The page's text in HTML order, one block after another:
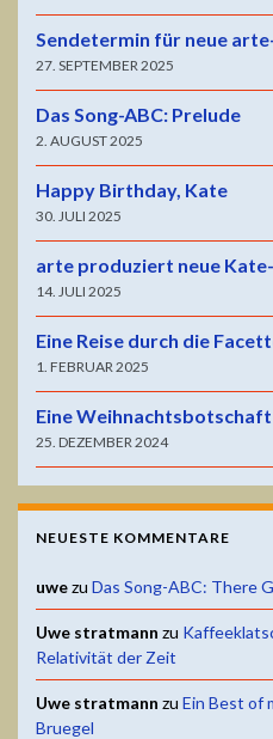
Sendetermin für neue
27. SEPTEMBER 2025
Das Song-ABC: Prelude
2. AUGUST 2025
Happy Birthday, Kate
30. JULI 2025
arte produziert neue
14. JULI 2025
Eine Reise durch die
1. FEBRUAR 2025
Eine
25. DEZEMBER 2024
NEUESTE KOMMENTARE
uwezu Das Song-ABC: There
Uwe stratmann zu
Relativität der Zeit
Uwe stratmann zu Ein Best of
Bruegel